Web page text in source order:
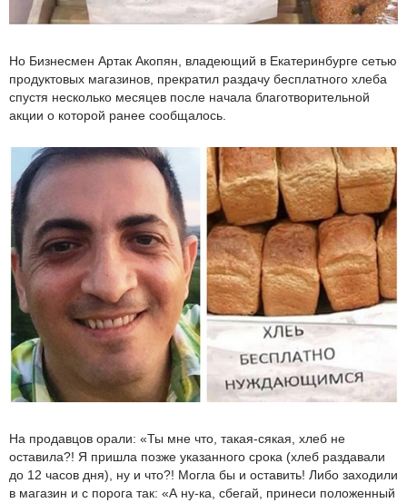
Но Бизнесмен Артак Акопян, владеющий в Екатеринбурге сетью
продуктовых магазинов, прекратил раздачу бесплатного хлеба
спустя несколько месяцев после начала благотворительной
акции о которой ранее сообщалось.
На продавцов орали: «Ты мне что, такая-сякая, хлеб не
оставила?! Я пришла позже указанного срока (хлеб раздавали
до 12 часов дня), ну и что?! Могла бы и оставить! Либо заходили
в магазин и с порога так: «А ну-ка, сбегай, принеси положенный